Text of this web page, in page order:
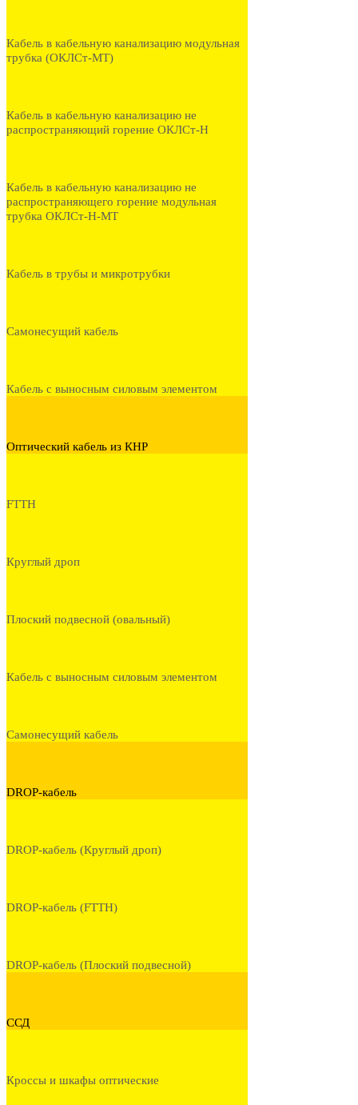
Кабель в кабельную канализацию модульная
трубка (ОКЛСт-МТ)
Кабель в кабельную канализацию не
распространяющий горение ОКЛСт-Н
Кабель в кабельную канализацию не
распространяющего горение модульная
трубка ОКЛСт-Н-МТ
Кабель в трубы и микротрубки
Самонесущий кабель
Кабель с выносным силовым элементом
Оптический кабель из КНР
FTTH
Круглый дроп
Плоский подвесной (овальный)
Кабель с выносным силовым элементом
Самонесущий кабель
DROP-кабель
DROP-кабель (Круглый дроп)
DROP-кабель (FTTH)
DROP-кабель (Плоский подвесной)
ССД
Кроссы и шкафы оптические